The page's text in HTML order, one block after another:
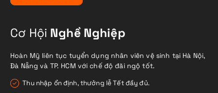
Cơ Hội Nghề Nghiệp
Hoàn Mỹ liên tục tuyển dụng nhân viên vệ sinh tại Hà Nội,
Đà Nẵng và TP. HCM với chế độ đãi ngộ tốt.
Thu nhập ổn định, thưởng lễ Tết đầy đủ.